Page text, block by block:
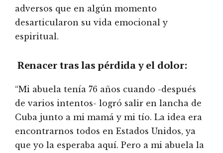
adversos que en algún momento
desarticularon su vida emocional y
espiritual.
Renacer tras las pérdida y el dolor:
“Mi abuela tenía 76 años cuando -después
de varios intentos- logró salir en lancha de
Cuba junto a mi mamá y mi tío. La idea era
encontrarnos todos en Estados Unidos, ya
que yo la esperaba aquí. Pero a mi abuela la